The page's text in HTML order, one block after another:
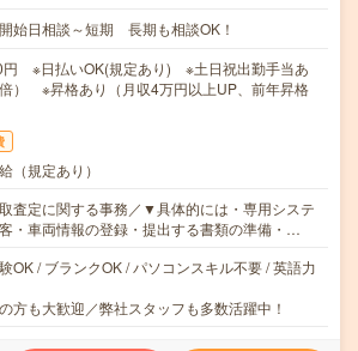
始日相談～短期 長期も相談OK！
円 ※日払いOK(規定あり) ※土日祝出勤手当あ
） ※昇格あり（月収4万円以上UP、前年昇格
（規定あり）
査定に関する事務／▼具体的には・専用システ
・車両情報の登録・提出する書類の準備・…
OK / ブランクOK / パソコンスキル不要 / 英語力
方も大歓迎／弊社スタッフも多数活躍中！